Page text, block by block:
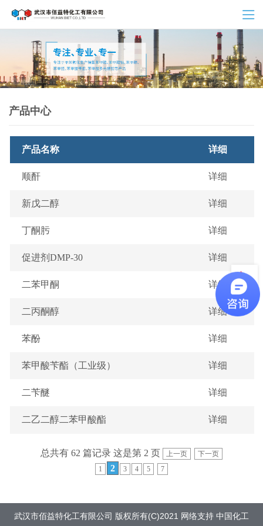
产品中心
产品名称 详细
顺酐 详细
新戊二醇 详细
丁酮肟 详细
促进剂DMP-30 详细
二苯甲酮 详细
二丙酮醇 详细
苯酚 详细
苯甲酸苄酯（工业级） 详细
二苄醚 详细
二乙二醇二苯甲酸酯 详细
总共有 62 篇记录 这是第 2 页 上一页
下一页
1
2 3 4 5 7
武汉市佰益特化工有限公司 版权所有(C)2021 网络支持 中国化工